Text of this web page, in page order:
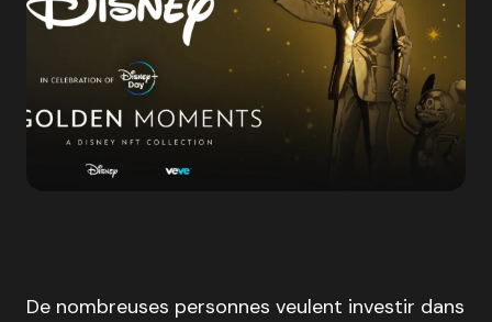
De nombreuses personnes veulent investir dans